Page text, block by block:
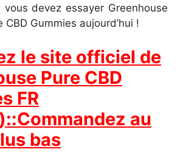
vous devez essayer Greenhouse
CBD Gummies aujourd’hui !
le site officiel de
Pure CBD
FR
au
bas